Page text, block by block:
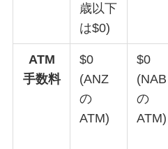
歳以下
は$0)
ATM
手数料
$0
(ANZ
の
ATM)
$0
(NAB
の
ATM)